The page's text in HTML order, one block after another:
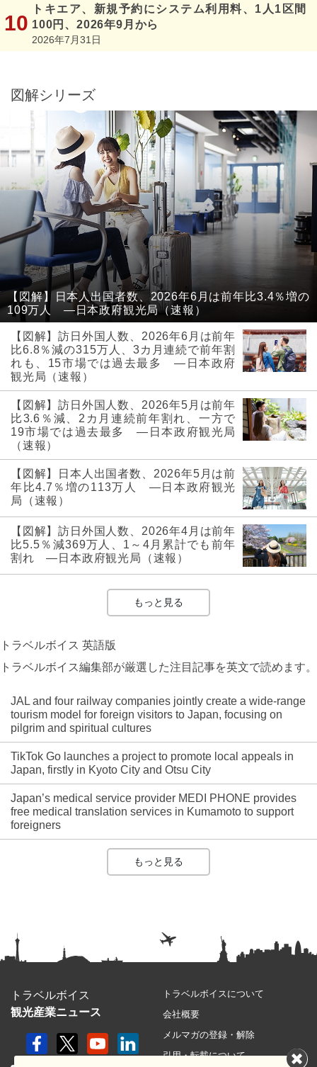
トキエア、新規予約にシステム利用料、1人1区間
100円、2026年9月から
2026年7月31日
図解シリーズ
【図解】日本人出国者数、2026年6月は前年比3.4％増の
109万人 ―日本政府観光局（速報）
【図解】訪日外国人数、2026年6月は前年
比6.8％減の315万人、3カ月連続で前年割
れも、15市場では過去最多 ―日本政府
観光局（速報）
【図解】訪日外国人数、2026年5月は前年
比3.6％減、2カ月連続前年割れ、一方で
19市場では過去最多 ―日本政府観光局
（速報）
【図解】日本人出国者数、2026年5月は前
年比4.7％増の113万人 ―日本政府観光
局（速報）
【図解】訪日外国人数、2026年4月は前年
比5.5％減369万人、1～4月累計でも前年
割れ ―日本政府観光局（速報）
もっと見る
トラベルボイス 英語版
トラベルボイス編集部が厳選した注目記事を英文で読めます。
JAL and four railway companies jointly create a wide-range
tourism model for foreign visitors to Japan, focusing on
pilgrim and spiritual cultures
TikTok Go launches a project to promote local appeals in
Japan, firstly in Kyoto City and Otsu City
Japan’s medical service provider MEDI PHONE provides
free medical translation services in Kumamoto to support
foreigners
もっと見る
トラベルボイス
観光産業ニュース
トラベルボイスについて
会社概要
メルマガの登録・解除
引用・転載について